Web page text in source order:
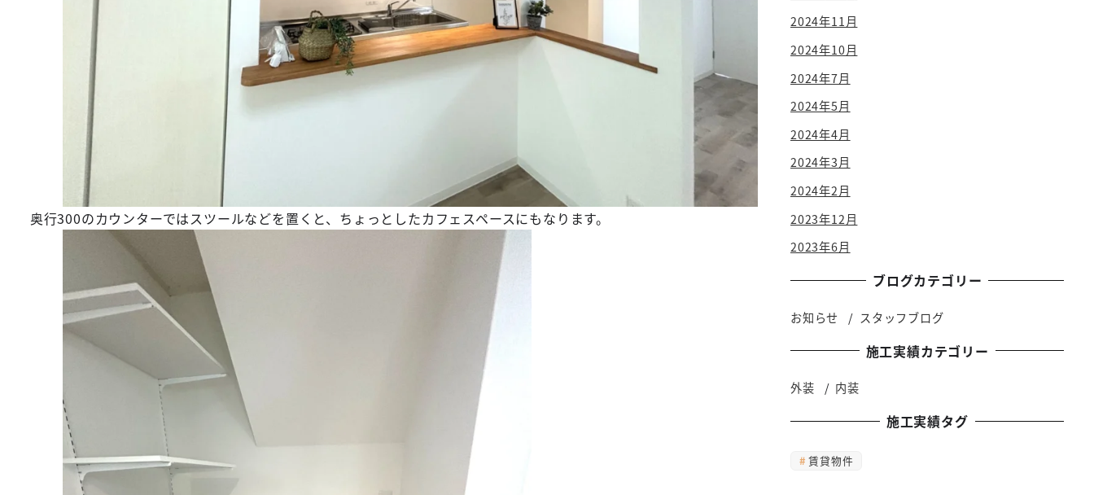
奥行300のカウンターではスツールなどを置くと、ちょっとしたカフェスペースにもなります。
2024年11月
2024年10月
2024年7月
2024年5月
2024年4月
2024年3月
2024年2月
2023年12月
2023年6月
ブログカテゴリー
お知らせ スタッフブログ
施工実績カテゴリー
外装 内装
施工実績タグ
賃貸物件